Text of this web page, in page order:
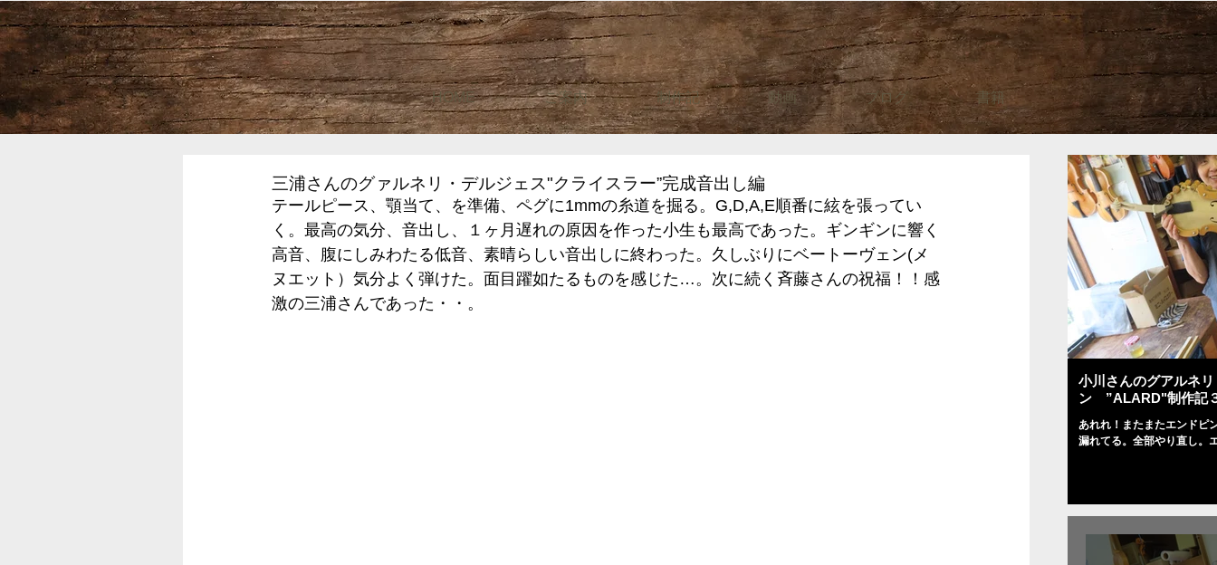
HOME ご案内 制作記 動画 ブログ 書籍
三浦さんのグァルネリ・デルジェス"クライスラー”完成音出し編
テールピース、顎当て、を準備、ペグに1mmの糸道を掘る。G,D,A,E順番に絃を張ってい
く。最高の気分、音出し、１ヶ月遅れの原因を作った小生も最高であった。ギンギンに響く
高音、腹にしみわたる低音、素晴らしい音出しに終わった。久しぶりにベートーヴェン(メ
ヌエット）気分よく弾けた。面目躍如たるものを感じた…。次に続く斉藤さんの祝福！！感
激の三浦さんであった・・。
小川さんのグアルネ
ン ”ALARD"制作記
あれれ！またまたエンドピ
漏れてる。全部やり直し。